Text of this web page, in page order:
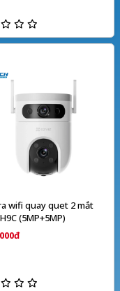
wifi quay quet 2 mắt
(5MP+5MP)